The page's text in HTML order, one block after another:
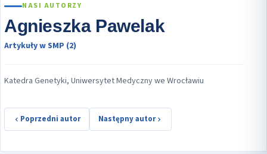
NASI AUTORZY
Agnieszka Pawelak
Artykuły w SMP (2)
Katedra Genetyki, Uniwersytet Medyczny we Wrocławiu
Poprzedni autor Następny autor